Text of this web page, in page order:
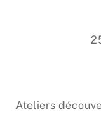
Ateliers